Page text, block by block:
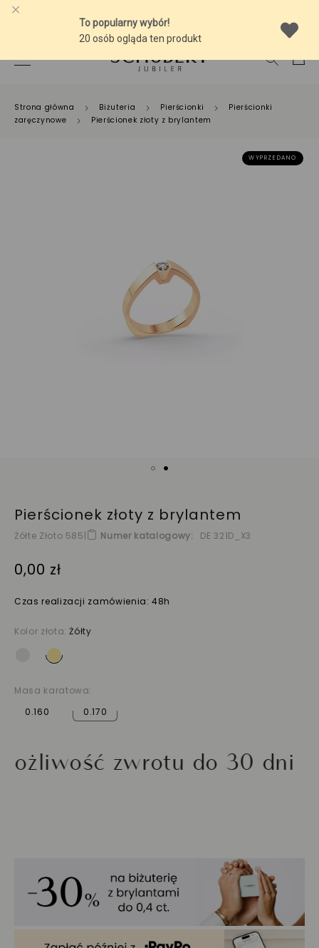
Strona główna Biżuteria Pierścionki
Pierścionki
zaręczynowe
Pierścionek złoty z brylantem
WYPRZEDANO
Pierścionek złoty z brylantem
Żółte Złoto 585| Numer katalogowy DE 321D_X3
0,00 zł
Czas realizacji zamówienia: 48h
Kolor złota:Żółty
Masa karatowa:
0.160
0.170
zwrotu do 30 dni